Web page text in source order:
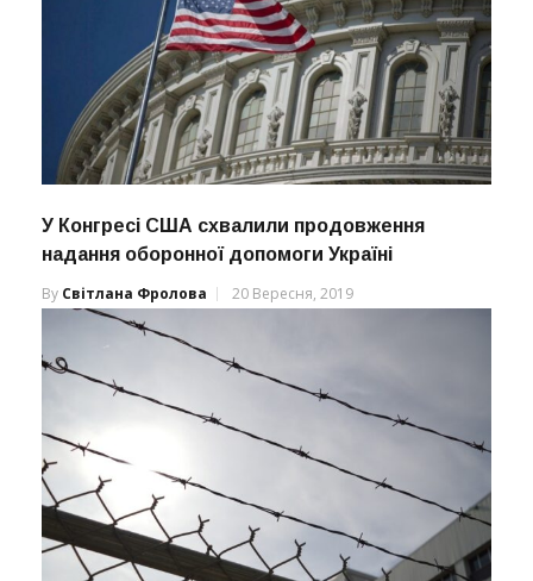
У Конгресі США схвалили продовження
надання оборонної допомоги Україні
By Світлана Фролова 20 Вересня, 2019